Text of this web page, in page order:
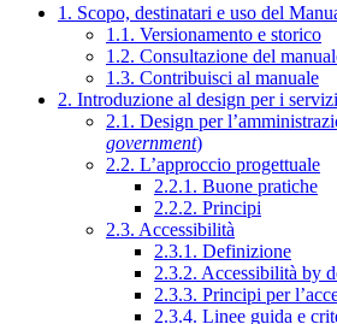
1. Scopo, destinatari e uso del
1.1. Versionamento e storico
1.2. Consultazione del
1.3. Contribuisci al manuale
2. Introduzione al design per i
2.1. Design per
government)
2.2. L’approccio progettuale
2.2.1. Buone pratiche
2.2.2. Principi
2.3. Accessibilità
2.3.1. Definizione
2.3.2. Accessibilità by
2.3.3. Principi per
2.3.4. Linee guida e